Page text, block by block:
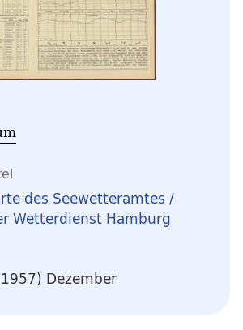
des Seewetteramtes /
Wetterdienst Hamburg
Dezember